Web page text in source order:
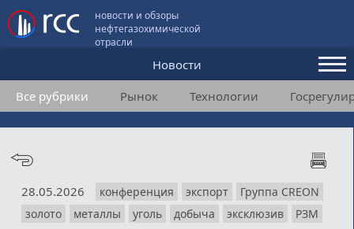
новости и обзоры
нефтегазохимической
отрасли
Новости
Аналитика и мнения
Конференции
Подписка
Все рубрики Рынок Технологии
28.05.2026 конференция экспорт
Группа CREON
золото
металлы уголь добыча эксклюзив РЗМ